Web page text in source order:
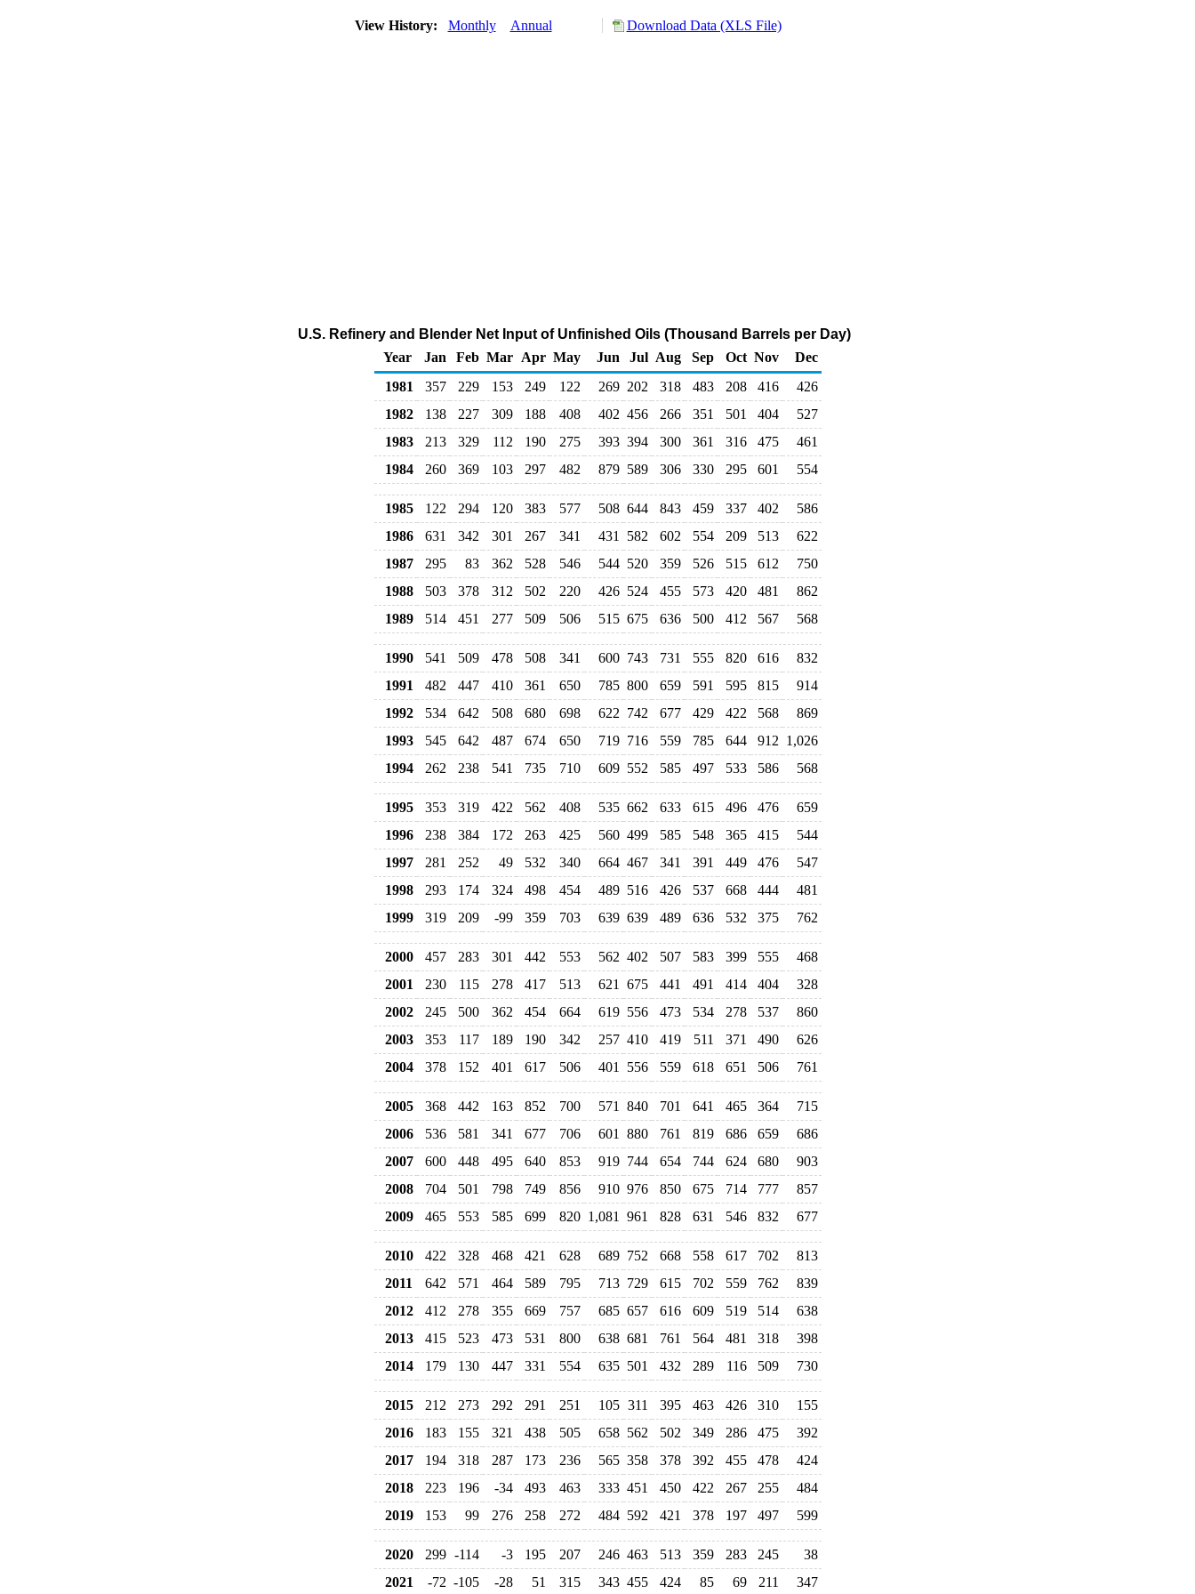
View History: Monthly Annual Download Data (XLS File)
U.S. Refinery and Blender Net Input of Unfinished Oils (Thousand Barrels per Day)
Year
Jan Feb Mar Apr May Jun Jul Aug Sep Oct Nov
Dec
1981
357 229 153 249 122 269 202 318 483 208 416
426
1982
138 227 309 188 408 402 456 266 351 501 404
527
1983
213 329 112 190 275 393 394 300 361 316 475
461
1984
260 369 103 297 482 879 589 306 330 295 601 554
1985 122 294 120 383 577 508 644 843 459 337 402
586
1986
631 342 301 267 341 431 582 602 554 209 513
622
1987
295 83 362 528 546 544 520 359 526 515 612
750
1988
503 378 312 502 220 426 524 455 573 420 481
862
1989
514 451 277 509 506 515 675 636 500 412 567 568
1990 541 509 478 508 341 600 743 731 555 820 616
832
1991
482 447 410 361 650 785 800 659 591 595 815
914
1992
534 642 508 680 698 622 742 677 429 422 568
869
1993
545 642 487 674 650 719 716 559 785 644 912 1,026
1994
262 238 541 735 710 609 552 585 497 533 586 568
1995 353 319 422 562 408 535 662 633 615 496 476
659
1996
238 384 172 263 425 560 499 585 548 365 415
544
1997
281 252 49 532 340 664 467 341 391 449 476
547
1998
293 174 324 498 454 489 516 426 537 668 444
481
1999
319 209 -99 359 703 639 639 489 636 532 375 762
2000 457 283 301 442 553 562 402 507 583 399 555
468
2001
230 115 278 417 513 621 675 441 491 414 404
328
2002
245 500 362 454 664 619 556 473 534 278 537
860
2003
353 117 189 190 342 257 410 419 511 371 490
626
2004
378 152 401 617 506 401 556 559 618 651 506 761
2005 368 442 163 852 700 571 840 701 641 465 364
715
2006
536 581 341 677 706 601 880 761 819 686 659
686
2007
600 448 495 640 853 919 744 654 744 624 680
903
2008
704 501 798 749 856 910 976 850 675 714 777
857
2009
465 553 585 699 820 1,081 961 828 631 546 832 677
2010 422 328 468 421 628 689 752 668 558 617 702
813
2011
642 571 464 589 795 713 729 615 702 559 762
839
2012
412 278 355 669 757 685 657 616 609 519 514
638
2013
415 523 473 531 800 638 681 761 564 481 318
398
2014
179 130 447 331 554 635 501 432 289 116 509 730
2015 212 273 292 291 251 105 311 395 463 426 310
155
2016
183 155 321 438 505 658 562 502 349 286 475
392
2017
194 318 287 173 236 565 358 378 392 455 478
424
2018
223 196 -34 493 463 333 451 450 422 267 255
484
2019
153 99 276 258 272 484 592 421 378 197 497 599
2020 299 -114 -3 195 207 246 463 513 359 283 245
38
2021
-72 -105 -28 51 315 343 455 424 85 69 211 347